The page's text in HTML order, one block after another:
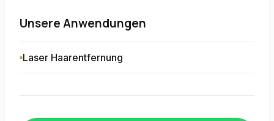
Unsere Anwendungen
Laser Haarentfernung